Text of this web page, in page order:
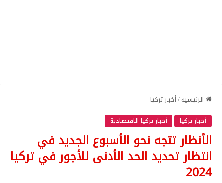
الرئيسية/أخبار تركيا
أخبار تركيا
أخبار تركيا الاقتصادية
الأنظار تتجه نحو الأسبوع الجديد في
انتظار تحديد الحد الأدنى للأجور في تركيا
2024